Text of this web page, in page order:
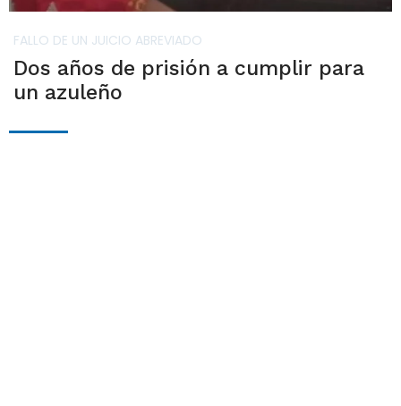
FALLO DE UN JUICIO ABREVIADO
Dos años de prisión a cumplir para
un azuleño